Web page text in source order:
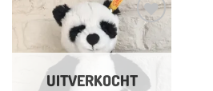
Toevoegen
aan
verlanglijst
UITVERKOCHT